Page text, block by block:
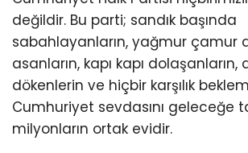
değildir. Bu parti; sandık başında
sabahlayanların, yağmur çamur
asanların, kapı kapı dolaşanların,
dökenlerin ve hiçbir karşılık
Cumhuriyet sevdasını geleceğe
milyonların ortak evidir.